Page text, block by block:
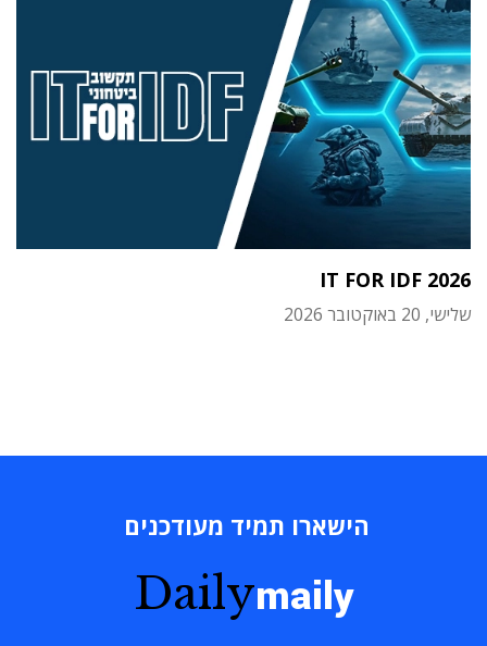
IT FOR IDF 2026
שלישי, 20 באוקטובר 2026
הישארו תמיד מעודכנים
Dailymaily